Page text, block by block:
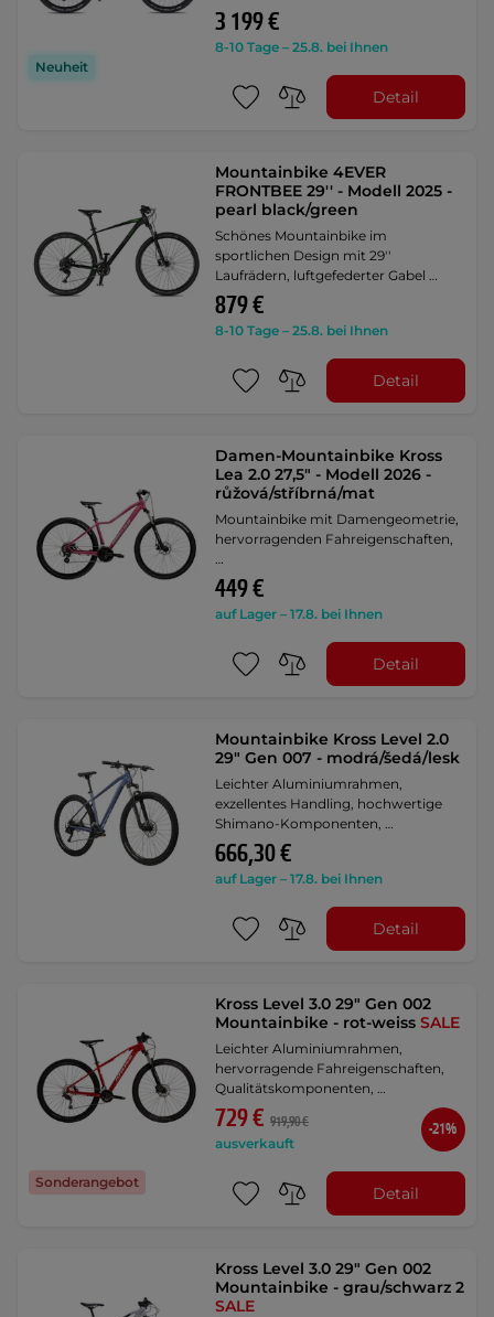
Neuheit
3 199 €
8-10 Tage – 25.8. bei Ihnen
Detail
Mountainbike 4EVER
FRONTBEE 29'' - Modell 2025 -
pearl black/green
Schönes Mountainbike im
sportlichen Design mit 29''
Laufrädern, luftgefederter Gabel …
879 €
8-10 Tage – 25.8. bei Ihnen
Detail
Damen-Mountainbike Kross
Lea 2.0 27,5" - Modell 2026 -
růžová/stříbrná/mat
Mountainbike mit Damengeometrie,
hervorragenden Fahreigenschaften,
…
449 €
auf Lager – 17.8. bei Ihnen
Detail
Mountainbike Kross Level 2.0
29" Gen 007 - modrá/šedá/lesk
Leichter Aluminiumrahmen,
exzellentes Handling, hochwertige
Shimano-Komponenten, …
666,30 €
auf Lager – 17.8. bei Ihnen
Detail
Sonderangebot
Kross Level 3.0 29" Gen 002
Mountainbike - rot-weissSALE
Leichter Aluminiumrahmen,
hervorragende Fahreigenschaften,
Qualitätskomponenten, …
729 € 919,90 €
ausverkauft
-21%
Detail
Kross Level 3.0 29" Gen 002
Mountainbike - grau/schwarz 2
SALE